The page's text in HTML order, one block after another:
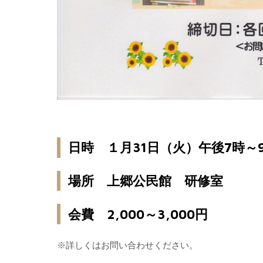
日時 １月31日（火）午後7時～
場所 上郷公民館 研修室
会費 2,000～3,000円
※詳しくはお問い合わせください。